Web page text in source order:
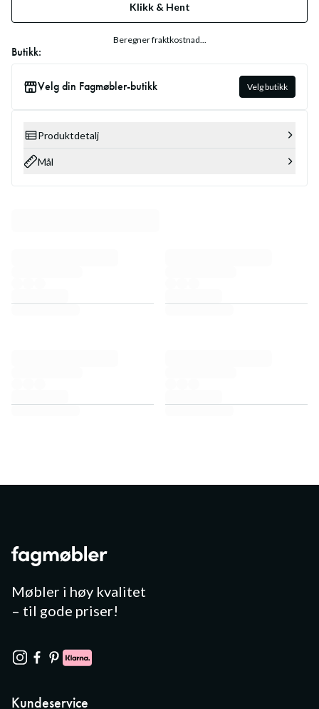
Klikk & Hent
Beregner fraktkostnad...
Butikk:
Velg din Fagmøbler-butikk Velg butikk
Produktdetalj
Mål
Møbler i høy kvalitet
– til gode priser!
Kundeservice